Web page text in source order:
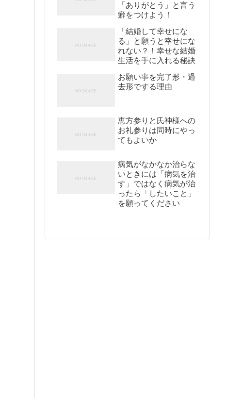
「ありがとう」と言う
癖をつけよう！
「結婚して幸せにな
る」と願うと幸せにな
れない？！幸せな結婚
生活を手に入れる秘訣
お願い事を完了形・過
去形でする理由
恵方参りと氏神様への
お礼参りは同時にやっ
てもよいか
病気がなかなか治らな
いときには「病気を治
す」ではなく病気が治
ったら「したいこと」
を願ってください